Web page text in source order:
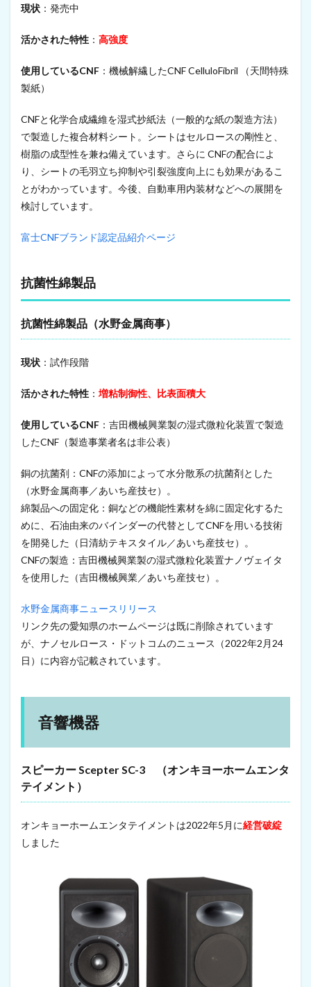
現状 ：発売中
活かされた特性 ： 高強度
使用しているCNF ：機械解繊したCNF CelluloFibril （天間特殊
製紙）
CNFと化学合成繊維を湿式抄紙法（一般的な紙の製造方法）
で製造した複合材料シート。シートはセルロースの剛性と、
樹脂の成型性を兼ね備えています。さらに CNFの配合によ
り、シートの毛羽立ち抑制や引裂強度向上にも効果があるこ
とがわかっています。今後、自動車用内装材などへの展開を
検討しています。
富士CNFブランド認定品紹介ページ
抗菌性綿製品
抗菌性綿製品（水野金属商事）
現状 ：試作段階
活かされた特性 ： 増粘制御性、比表面積大
使用しているCNF ：吉田機械興業製の湿式微粒化装置で製造
したCNF（製造事業者名は非公表）
銅の抗菌剤：CNFの添加によって水分散系の抗菌剤とした
（水野金属商事／あいち産技セ）。
綿製品への固定化：銅などの機能性素材を綿に固定化するた
めに、石油由来のバインダーの代替としてCNFを用いる技術
を開発した（日清紡テキスタイル／あいち産技セ）。
CNFの製造：吉田機械興業製の湿式微粒化装置ナノヴェイタ
を使用した（吉田機械興業／あいち産技セ）。
水野金属商事ニュースリリース
リンク先の愛知県のホームページは既に削除されています
が、ナノセルロース・ドットコムのニュース（2022年2月24
日）に内容が記載されています。
音響機器
スピーカー Scepter SC-3 （オンキヨーホームエンタ
テイメント）
オンキョーホームエンタテイメントは2022年5月に経営破綻
しました